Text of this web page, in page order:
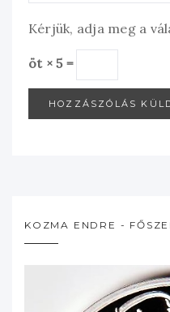
Kérjük, adja meg a
öt × 5 =
KOZMA ENDRE -